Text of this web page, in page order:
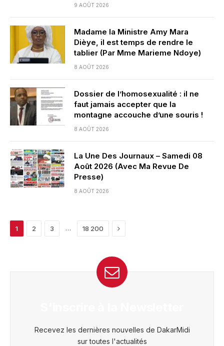
9 AOÛT 2026
Madame la Ministre Amy Mara
Dièye, il est temps de rendre le
tablier (Par Mme Marieme Ndoye)
8 AOÛT 2026
Dossier de l’homosexualité : il ne
faut jamais accepter que la
montagne accouche d’une souris !
8 AOÛT 2026
La Une Des Journaux – Samedi 08
Août 2026 (Avec Ma Revue De
Presse)
8 AOÛT 2026
1 2 3 … 18 200 Next
Recevez les dernières nouvelles de DakarMidi
sur toutes l'actualités